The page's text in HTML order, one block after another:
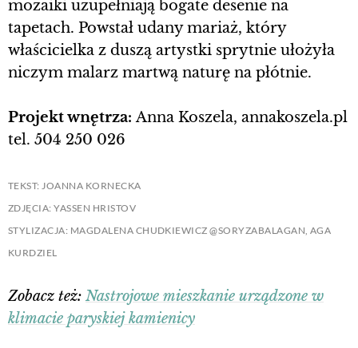
mozaiki uzupełniają bogate desenie na
tapetach. Powstał udany mariaż, który
właścicielka z duszą artystki sprytnie ułożyła
niczym malarz martwą naturę na płótnie.
Projekt wnętrza:Anna Koszela, annakoszela.pl
tel. 504 250 026
TEKST: JOANNA KORNECKA
ZDJĘCIA: YASSEN HRISTOV
STYLIZACJA: MAGDALENA CHUDKIEWICZ @SORYZABALAGAN, AGA
KURDZIEL
Zobacz też: Nastrojowe mieszkanie urządzone w
klimacie paryskiej kamienicy